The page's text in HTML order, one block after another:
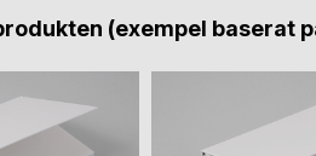
(exempel baserat